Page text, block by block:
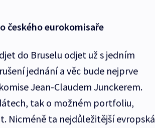
českého eurokomisaře
do Bruselu odjet už s jedním
jednání a věc bude nejprve
Jean-Claudem Junckerem.
tak o možném portfoliu,
Nicméně ta nejdůležitější evropská